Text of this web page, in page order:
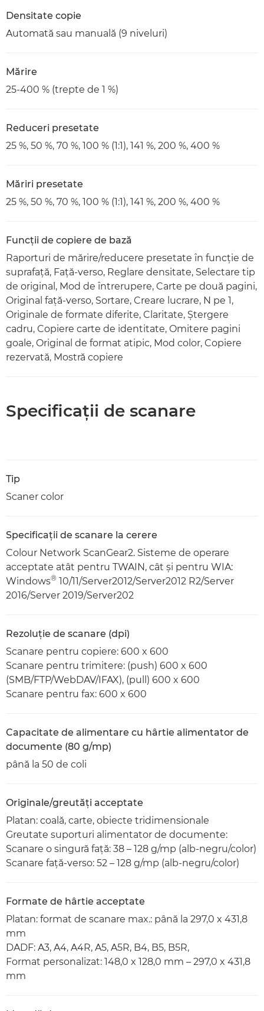
Densitate copie
Automată sau manuală (9 niveluri)
Mărire
25-400 % (trepte de 1 %)
Reduceri presetate
25 %, 50 %, 70 %, 100 % (1:1), 141 %, 200 %, 400 %
Măriri presetate
25 %, 50 %, 70 %, 100 % (1:1), 141 %, 200 %, 400 %
Funcţii de copiere de bază
Raporturi de mărire/reducere presetate în funcţie de
suprafaţă, Faţă-verso, Reglare densitate, Selectare tip
de original, Mod de întrerupere, Carte pe două pagini,
Original faţă-verso, Sortare, Creare lucrare, N pe 1,
Originale de formate diferite, Claritate, Ştergere
cadru, Copiere carte de identitate, Omitere pagini
goale, Original de format atipic, Mod color, Copiere
rezervată, Mostră copiere
Specificaţii de scanare
Tip
Scaner color
Specificaţii de scanare la cerere
Colour Network ScanGear2. Sisteme de operare
acceptate atât pentru TWAIN, cât şi pentru WIA:
Windows® 10/11/Server2012/Server2012 R2/Server
2016/Server 2019/Server202
Rezoluţie de scanare (dpi)
Scanare pentru copiere: 600 x 600
Scanare pentru trimitere: (push) 600 x 600
(SMB/FTP/WebDAV/IFAX), (pull) 600 x 600
Scanare pentru fax: 600 x 600
Capacitate de alimentare cu hârtie alimentator de
documente (80 g/mp)
până la 50 de coli
Originale/greutăţi acceptate
Platan: coală, carte, obiecte tridimensionale
Greutate suporturi alimentator de documente:
Scanare o singură faţă: 38 – 128 g/mp (alb-negru/color)
Scanare faţă-verso: 52 – 128 g/mp (alb-negru/color)
Formate de hârtie acceptate
Platan: format de scanare max.: până la 297,0 x 431,8
mm
DADF: A3, A4, A4R, A5, A5R, B4, B5, B5R,
Format personalizat: 148,0 x 128,0 mm – 297,0 x 431,8
mm